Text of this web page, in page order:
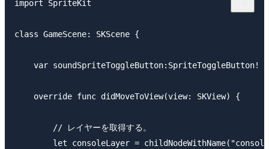
import SpriteKit
class GameScene: SKScene {
    var soundSpriteToggleButton:SpriteToggleButton!
    override func didMoveToView(view: SKView) {
        // レイヤーを取得する。
let consoleLayer =